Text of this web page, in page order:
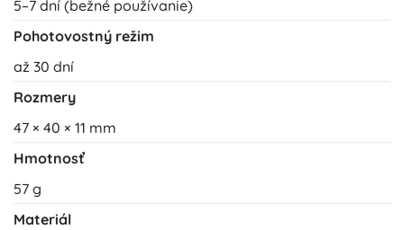
5–7 dní (bežné používanie)
Pohotovostný režim
až 30 dní
Rozmery
47 × 40 × 11 mm
Hmotnosť
57 g
Materiál